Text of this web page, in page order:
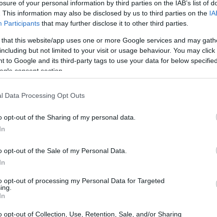
of your personal information by third parties on the IAB’s list of
This information may also be disclosed by us to third parties on the
Participants that may further disclose it to other third parties.
that this website/app uses one or more Google services and may
but not limited to your visit or usage behaviour. You may
to Google and its third-party tags to use your data for below
consent section.
Data Processing Opt Outs
opt-out of the Sharing of my personal data.
opt-out of the Sale of my Personal Data.
opt-out of processing my Personal Data for Targeted
opt-out of Collection, Use, Retention, Sale, and/or Sharing
- ΝΥΧΙΑ
το καλοκαίρι
και ταυτόχρονα, την ενισχύει και τη δυναμώνει,
τονωτικό για τα μαλλιά, λόγω της πλούσιας
και Ε και λιπαρά οξέα.